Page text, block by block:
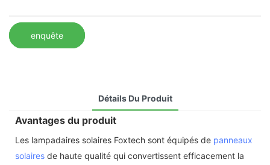
enquête
Détails Du Produit
Avantages du produit
Les lampadaires solaires Foxtech sont équipés de panneaux
solaires de haute qualité qui convertissent efficacement la